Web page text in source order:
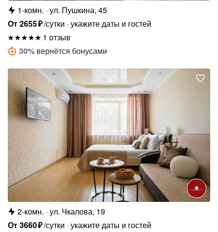
1-комн. ул. Пушкина, 45
От2655₽/сутки укажите даты и гостей
1 отзыв
30% вернётся бонусами
2-комн. ул. Чкалова, 19
От3660₽/сутки укажите даты и гостей